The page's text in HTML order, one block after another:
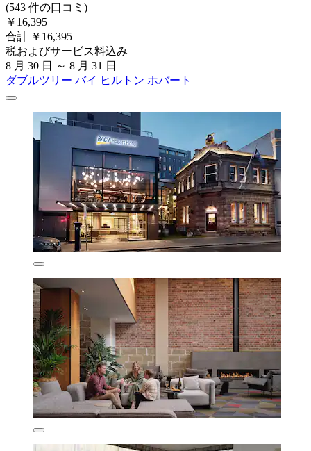
(543 件の口コミ)
￥16,395
合計 ￥16,395
税およびサービス料込み
8 月 30 日 ～ 8 月 31 日
ダブルツリー バイ ヒルトン ホバート